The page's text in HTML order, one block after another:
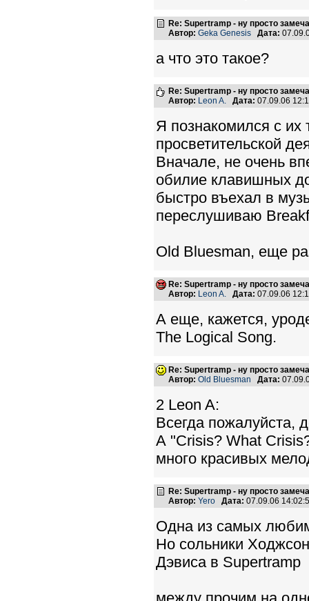
Re: Supertramp - ну просто
Автор: Geka Genesis Дата:
а что это такое?
Re: Supertramp - ну просто
Автор: Leon A. Дата: 07.09.06
Я познакомился с их
просветительской
Вначале, не очень
обилие клавишных
быстро въехал в
переслушиваю
Old Bluesman, еще
Re: Supertramp - ну просто
Автор: Leon A. Дата: 07.09.06
А еще, кажется,
The Logical Song.
Re: Supertramp - ну просто
Автор: Old Bluesman Дата:
2 Leon A:
Всегда пожалуйста,
А "Crisis? What
много красивых
Re: Supertramp - ну просто
Автор: Yero Дата: 07.09.06
Одна из самых
Но сольники
Дэвиса в Supertramp